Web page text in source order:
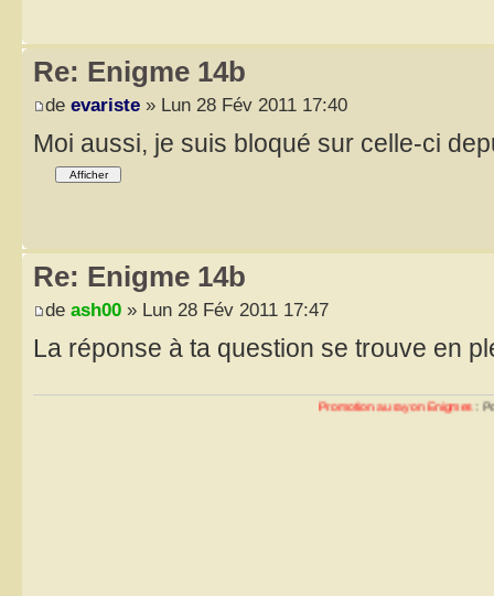
Re: Enigme 14b
de evariste » Lun 28 Fév 2011 17:40
Moi aussi, je suis bloqué sur celle-ci
Re: Enigme 14b
de ash00 » Lun 28 Fév 2011 17:47
La réponse à ta question se trouve en
Promotion au rayon Enigmes: Pour 10